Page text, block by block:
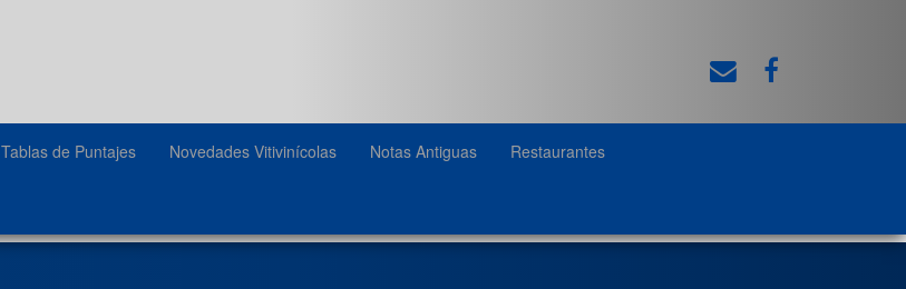
Tablas de Puntajes Novedades Vitivinícolas Notas Antiguas Restaurantes